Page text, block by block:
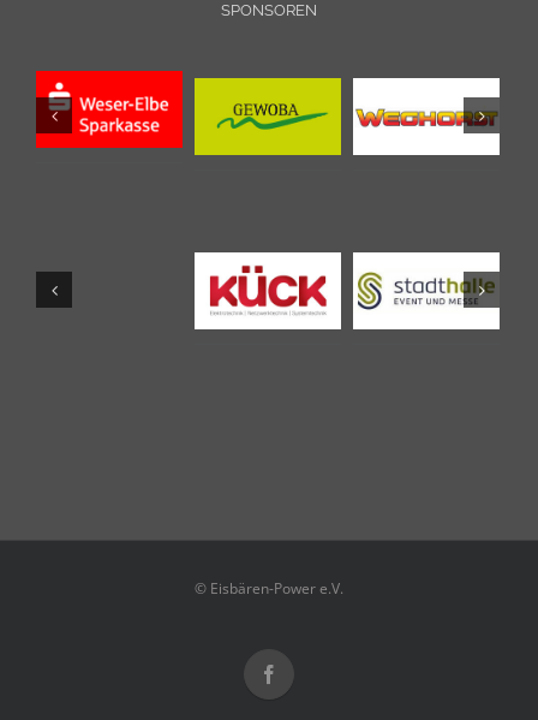
SPONSOREN
© Eisbären-Power e.V.